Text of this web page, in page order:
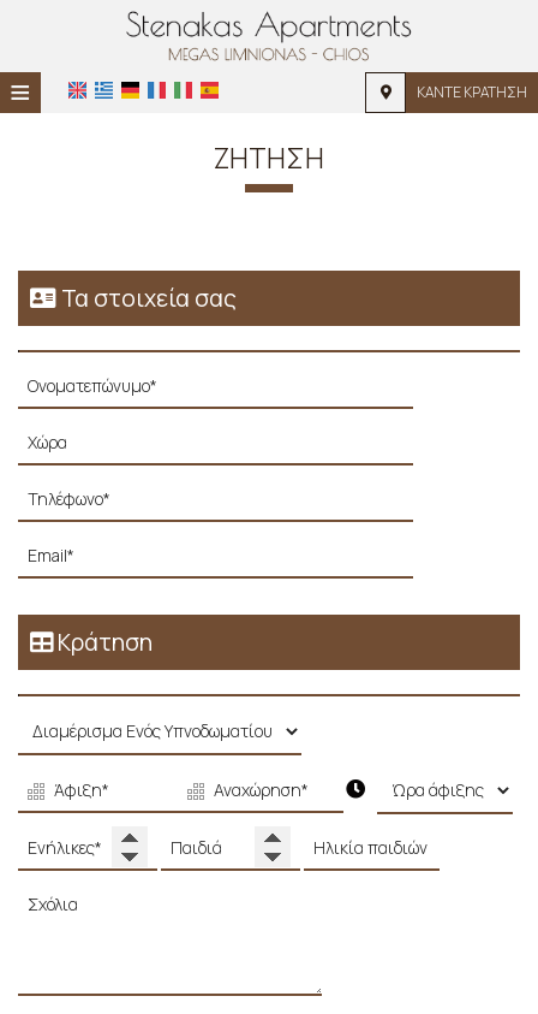
≡ ΚΑΝΤΕ ΚΡΑΤΗΣΗ
ΤΟΠΟΘΕΣΊΑ
ΠΑΡΟΧΈΣ
ΦΩΤΟΓΡΑΦΊΕΣ
ΖΉΤΗΣΗ
Τα στοιχεία σας
Κράτηση